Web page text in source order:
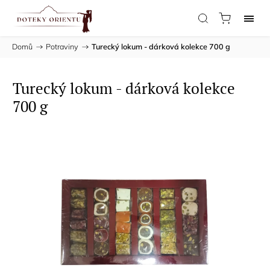
Domů / Potraviny / Turecký lokum - dárková kolekce 700 g
Turecký lokum - dárková kolekce
700 g